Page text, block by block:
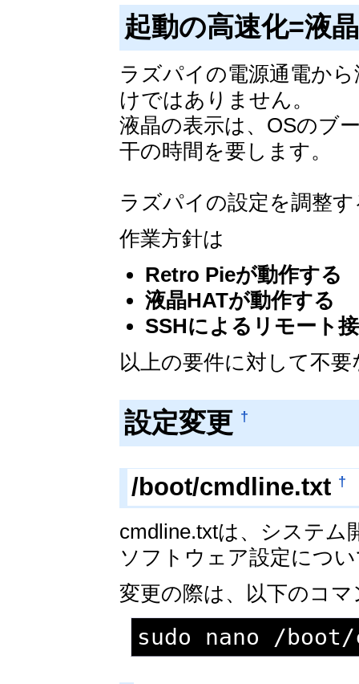
起動の高速化=液
ラズパイの電源通電か
けではありません。
液晶の表示は、OSのブ
干の時間を要します。
ラズパイの設定を調整
作業方針は
Retro Pieが動作する
液晶HATが動作する
SSHによるリモート
以上の要件に対して不
設定変更 †
/boot/cmdline.txt †
cmdline.txtは、システム
ソフトウェア設定につ
変更の際は、以下のコ
sudo nano /